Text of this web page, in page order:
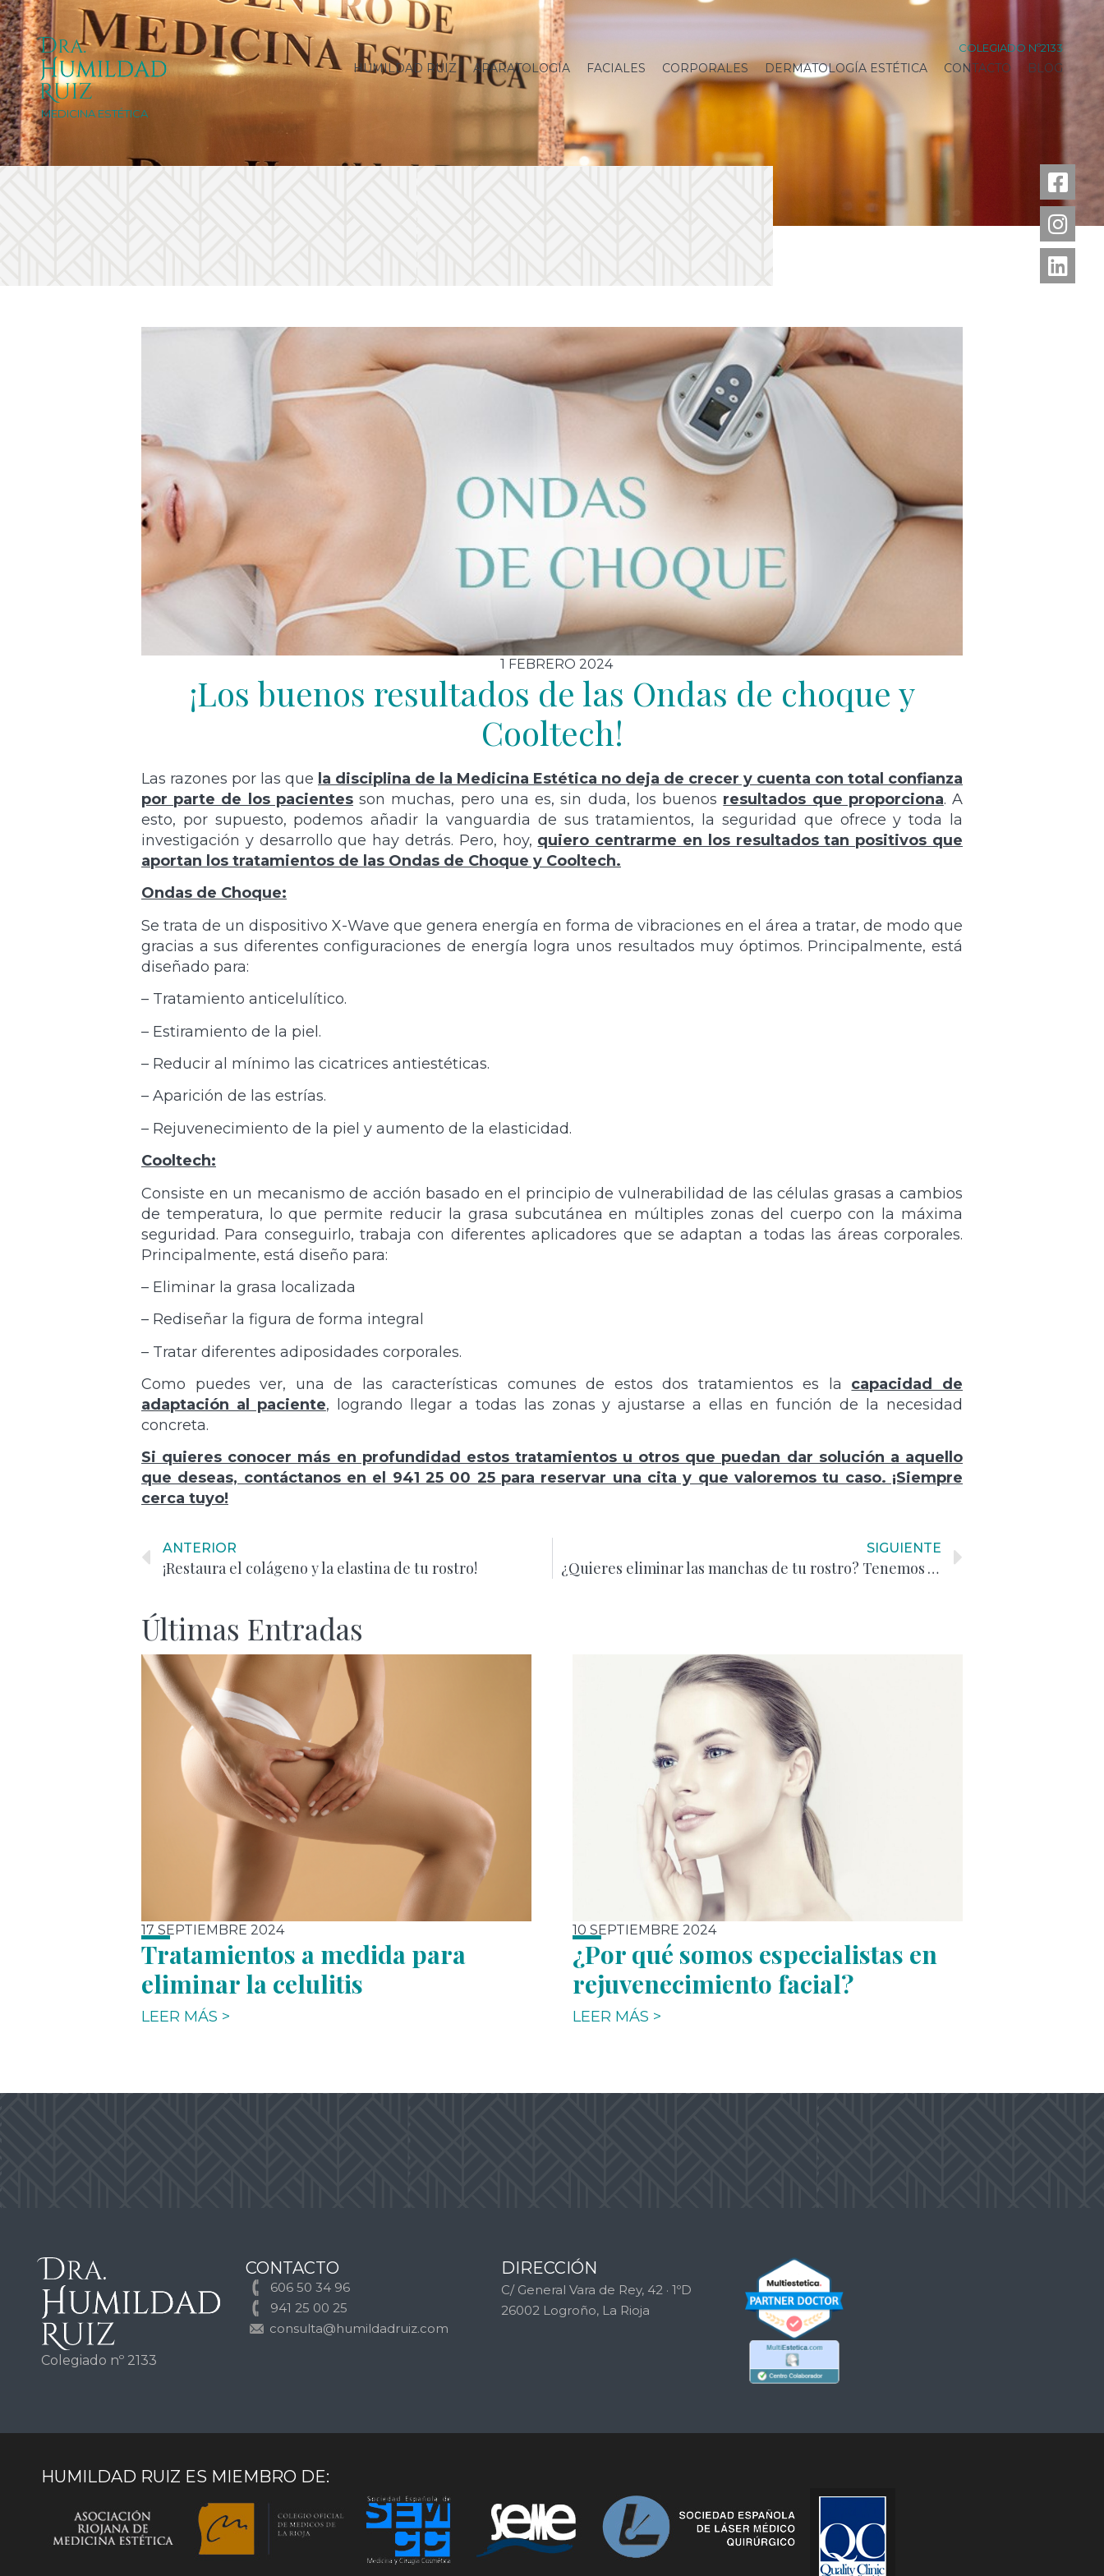
MEDICINA ESTÉTICA
COLEGIADO Nº2133
HUMILDAD RUIZ APARATOLOGÍA FACIALES CORPORALES DERMATOLOGÍA ESTÉTICA CONTACTO BLOG
1 FEBRERO 2024
¡Los buenos resultados de las Ondas de choque y
Cooltech!
Las razones por las que la disciplina de la Medicina Estética no deja de crecer y cuenta con total confianza
por parte de los pacientesson muchas, pero una es, sin duda, los buenos resultados que proporciona. A
esto, por supuesto, podemos añadir la vanguardia de sus tratamientos, la seguridad que ofrece y toda la
investigación y desarrollo que hay detrás. Pero, hoy, quiero centrarme en los resultados tan positivos que
aportan los tratamientos de las Ondas de Choque y Cooltech.
Ondas de Choque:
Se trata de un dispositivo X-Wave que genera energía en forma de vibraciones en el área a tratar, de modo que
gracias a sus diferentes configuraciones de energía logra unos resultados muy óptimos. Principalmente, está
diseñado para:
– Tratamiento anticelulítico.
– Estiramiento de la piel.
– Reducir al mínimo las cicatrices antiestéticas.
– Aparición de las estrías.
– Rejuvenecimiento de la piel y aumento de la elasticidad.
Cooltech:
Consiste en un mecanismo de acción basado en el principio de vulnerabilidad de las células grasas a cambios
de temperatura, lo que permite reducir la grasa subcutánea en múltiples zonas del cuerpo con la máxima
seguridad. Para conseguirlo, trabaja con diferentes aplicadores que se adaptan a todas las áreas corporales.
Principalmente, está diseño para:
– Eliminar la grasa localizada
– Rediseñar la figura de forma integral
– Tratar diferentes adiposidades corporales.
Como puedes ver, una de las características comunes de estos dos tratamientos es la capacidad de
adaptación al paciente, logrando llegar a todas las zonas y ajustarse a ellas en función de la necesidad
concreta.
Si quieres conocer más en profundidad estos tratamientos u otros que puedan dar solución a aquello
que deseas, contáctanos en el 941 25 00 25 para reservar una cita y que valoremos tu caso. ¡Siempre
cerca tuyo!
ANTERIOR
¡Restaura el colágeno y la elastina de tu rostro!
SIGUIENTE
¿Quieres eliminar las manchas de tu rostro? Tenemos la solución para ti :)
Últimas Entradas
17 SEPTIEMBRE 2024
Tratamientos a medida para
eliminar la celulitis
LEER MÁS >
10 SEPTIEMBRE 2024
¿Por qué somos especialistas en
rejuvenecimiento facial?
LEER MÁS >
Colegiado nº 2133
CONTACTO
606 50 34 96
941 25 00 25
consulta@humildadruiz.com
DIRECCIÓN
C/ General Vara de Rey, 42 · 1ºD
26002 Logroño, La Rioja
HUMILDAD RUIZ ES MIEMBRO DE: